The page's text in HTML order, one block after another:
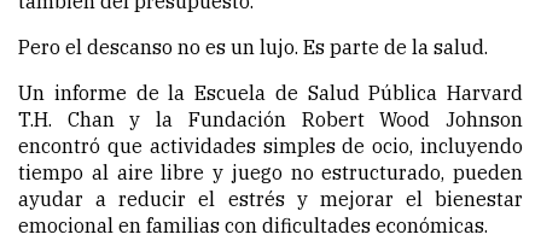
Pero el descanso no es un lujo. Es parte de la salud.
Un informe de la Escuela de Salud Pública Harvard
T.H. Chan y la Fundación Robert Wood Johnson
encontró que actividades simples de ocio, incluyendo
tiempo al aire libre y juego no estructurado, pueden
ayudar a reducir el estrés y mejorar el bienestar
emocional en familias con dificultades económicas.